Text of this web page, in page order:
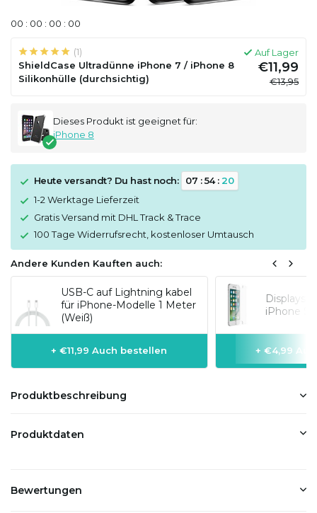
00 : 00 : 00 : 00
(1)
ShieldCase Ultradünne iPhone 7 / iPhone 8
Silikonhülle (durchsichtig)
Auf Lager
€11,99
€13,95
Dieses Produkt ist geeignet für:
iPhone 8
Heute versandt? Du hast noch: 07 :54:19
1-2 Werktage Lieferzeit
Gratis Versand mit DHL Track & Trace
100 Tage Widerrufsrecht, kostenloser Umtausch
Andere Kunden Kauften auch:
USB-C auf Lightning kabel
für iPhone-Modelle 1 Meter
(Weiß)
+ €11,99 Auch bestellen
iPhone
+ €4,99
Produktbeschreibung
Produktdaten
Bewertungen